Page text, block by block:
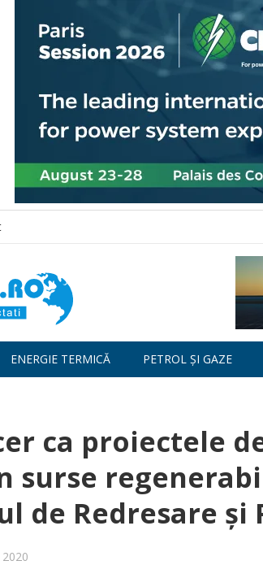
ENERGIE TERMICĂ PETROL ȘI GAZE
ca proiectele
surse
de Redresare și